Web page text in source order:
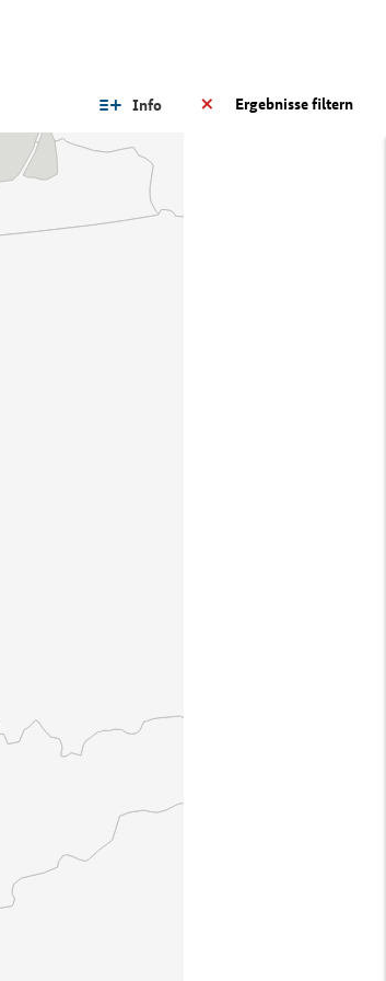
Ergebnisse filtern
Info